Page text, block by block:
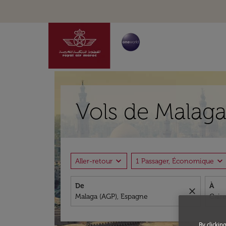
Vols de
Aller-retour expand_more 1 Passager, Économique expand_more
De
close
À